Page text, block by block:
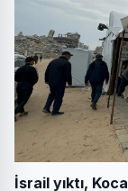
İsrail yıktı,